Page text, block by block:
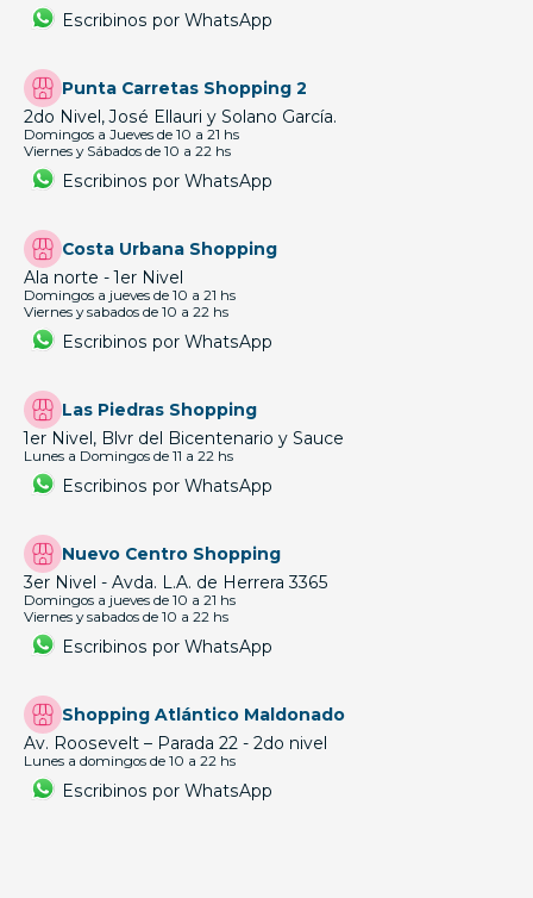
Escribinos por WhatsApp
Punta Carretas Shopping 2
2do Nivel, José Ellauri y Solano García.
Domingos a Jueves de 10 a 21 hs
Viernes y Sábados de 10 a 22 hs
Escribinos por WhatsApp
Costa Urbana Shopping
Ala norte - 1er Nivel
Domingos a jueves de 10 a 21 hs
Viernes y sabados de 10 a 22 hs
Escribinos por WhatsApp
Las Piedras Shopping
1er Nivel, Blvr del Bicentenario y Sauce
Lunes a Domingos de 11 a 22 hs
Escribinos por WhatsApp
Nuevo Centro Shopping
3er Nivel - Avda. L.A. de Herrera 3365
Domingos a jueves de 10 a 21 hs
Viernes y sabados de 10 a 22 hs
Escribinos por WhatsApp
Shopping Atlántico Maldonado
Av. Roosevelt – Parada 22 - 2do nivel
Lunes a domingos de 10 a 22 hs
Escribinos por WhatsApp